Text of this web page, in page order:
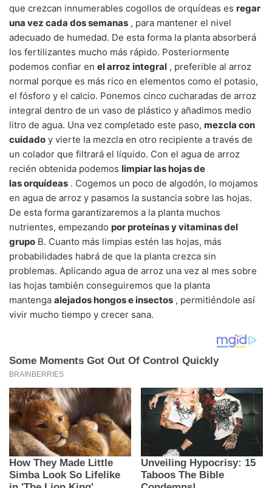
que crezcan innumerables cogollos de orquídeas es regar
una vez cada dos semanas , para mantener el nivel
adecuado de humedad. De esta forma la planta absorberá
los fertilizantes mucho más rápido. Posteriormente
podemos confiar en el arroz integral , preferible al arroz
normal porque es más rico en elementos como el potasio,
el fósforo y el calcio. Ponemos cinco cucharadas de arroz
integral dentro de un vaso de plástico y añadimos medio
litro de agua. Una vez completado este paso, mezcla con
cuidado y vierte la mezcla en otro recipiente a través de
un colador que filtrará el líquido. Con el agua de arroz
recién obtenida podemos limpiar las hojas de
las orquídeas . Cogemos un poco de algodón, lo mojamos
en agua de arroz y pasamos la sustancia sobre las hojas.
De esta forma garantizaremos a la planta muchos
nutrientes, empezando por proteínas y vitaminas del
grupo B. Cuanto más limpias estén las hojas, más
probabilidades habrá de que la planta crezca sin
problemas. Aplicando agua de arroz una vez al mes sobre
las hojas también conseguiremos que la planta
mantenga alejados hongos e insectos , permitiéndole así
vivir mucho tiempo y crecer sana.